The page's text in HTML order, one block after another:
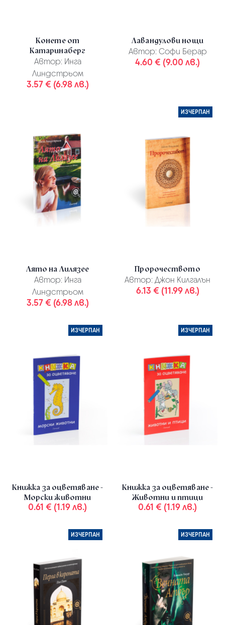
Конете от
Катаринаберг
Автор: Инга
Линдстрьом
3.57 € (6.98 лв.)
Лавандулови нощи
Автор: Софи Берар
4.60 € (9.00 лв.)
Лято на Лилязее
Автор: Инга
Линдстрьом
3.57 € (6.98 лв.)
ИЗЧЕРПАН
Пророчеството
Автор: Джон Килгалън
6.13 € (11.99 лв.)
ИЗЧЕРПАН
Книжка за оцветяване -
Морски животни
0.61 € (1.19 лв.)
ИЗЧЕРПАН
Книжка за оцветяване -
Животни и птици
0.61 € (1.19 лв.)
ИЗЧЕРПАН ИЗЧЕРПАН